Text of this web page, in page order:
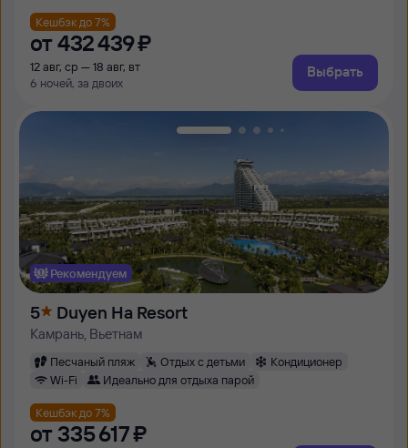
Кешбэк до 7%
от 432 ⁠439 ⁠₽
12 авг, ср — 18 авг, вт
6 ночей, за двоих
Выбрать
Рекомендуем
5 Duyen Ha Resort
Камрань, Вьетнам
Песчаный пляж Отдых с детьми
Кондиционер
Wi-Fi
Идеально для отдыха парой
Кешбэк до 7%
от 335 ⁠617 ⁠₽